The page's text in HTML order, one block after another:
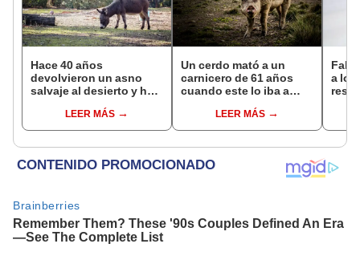
Hace 40 años
devolvieron un asno
salvaje al desierto y hoy
reforestar el ecosistema
de forma natural
LEER MÁS
Un cerdo mató a un
carnicero de 61 años
cuando este lo iba a
LEER MÁS
a los